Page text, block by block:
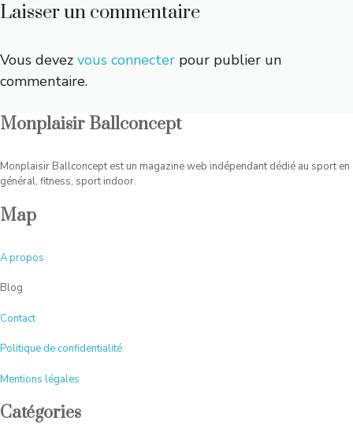
Laisser un commentaire
Vous devez vous connecter pour publier un
commentaire.
Monplaisir Ballconcept
Monplaisir Ballconcept est un magazine web indépendant dédié au sport en
général, fitness, sport indoor.
Map
Apropos
Blog
Contact
Politique de confidentialité
Mentions légales
Catégories